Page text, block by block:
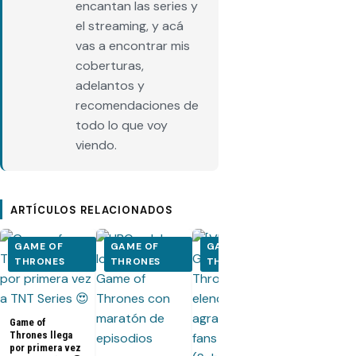
encantan las series y
el streaming, y acá
vas a encontrar mis
coberturas,
adelantos y
recomendaciones de
todo lo que voy
viendo.
ARTÍCULOS RELACIONADOS
GAME OF
THRONES
Game of
Thrones llega
por primera vez
GAME OF
THRONES
GAME OF
THRONES